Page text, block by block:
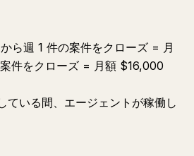
ら週 1 件の案件をクローズ = 月
件をクローズ = 月額 $16,000
ている間、エージェントが稼働し